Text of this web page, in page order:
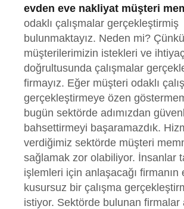
evden eve nakliyat müşteri
odaklı çalışmalar gerçekleştirmiş
bulunmaktayız. Neden mi?
müşterilerimizin istekleri ve
doğrultusunda çalışmalar
firmayız. Eğer müşteri odaklı
gerçekleştirmeye özen
bugün sektörde adımızdan
bahsettirmeyi başaramazdık.
verdiğimiz sektörde müşteri
sağlamak zor olabiliyor. İnsanlar
işlemleri için anlaşacağı firmanın
kusursuz bir çalışma
istiyor. Sektörde bulunan firmalar